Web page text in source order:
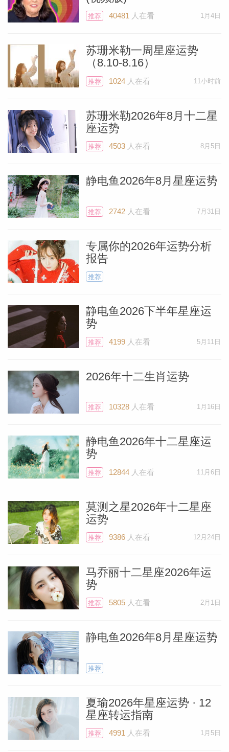
个人资
与伴侣合作可能会证明是有利可图的。周四
大胆的计划和进取心。
摩羯座
你的爱情生活闪耀着积极的光芒。本周你可
能会就如何改善自己的生活习惯提出独特的
想法，因为耀眼的天王星正穿越你的健康和
宫位，鼓励单身的你结识新朋友--现在的约
会可能会带来美好的结果。现有的伴侣关系
也会受益于这种和谐的氛围--你可能会想起
尤其是如果你与同事密切合作的话。
水瓶座
现在，你的创造力可能会让自己大吃一惊。
变化之星天王星正在你充满魅力的创意宫运
三，随和的金星进入你的健康宫，这将是采
用新的健康方法或养成更好习惯的理想日
子。周四，温暖的太阳与聪明的水星在你的
的光彩。
双鱼座
你的创造力似乎充满潜力。整整一周，不按
常理出牌的天王星都在你的家宅区穿梭，敦
促你打破束缚，你可能会决定用不寻常的风
周三，当华丽的金星进入你星图中最具想象
力的部分时，你的手工艺或艺术技能可能会
吸引到欣赏者。周四，太阳与水星会合，帮
会感到灵感迸发，采用更阳光的前景。
推荐 40481 人在看 1月4日
苏珊米勒一周星座运势
（8.10-8.16）
推荐 1024人在看 11小时前
苏珊米勒2026年8月十二星
座运势
推荐 4503人在看 8月5日
静电鱼2026年8月星座运势
推荐 2742人在看 7月31日
专属你的2026年运势分析
报告
推荐
静电鱼2026下半年星座运
势
推荐 4199人在看 5月11日
2026年十二生肖运势
推荐 10328人在看 1月16日
静电鱼2026年十二星座运
势
推荐 12844人在看 11月6日
莫测之星2026年十二星座
运势
推荐 9386人在看 12月24日
马乔丽十二星座2026年运
势
推荐 5805人在看 2月1日
静电鱼2026年8月星座运势
推荐
夏瑜2026年星座运势 · 12
星座转运指南
推荐 4991 人在看 1月5日